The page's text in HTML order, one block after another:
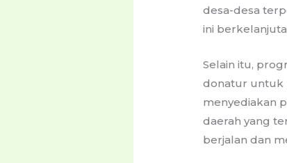
desa-desa
ini
Selain itu,
donatur untuk
menyediakan
daerah yang
berjalan dan